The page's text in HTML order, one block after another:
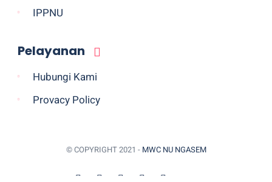
IPPNU
Pelayanan
Hubungi Kami
Provacy Policy
© COPYRIGHT 2021 - MWC NU NGASEM